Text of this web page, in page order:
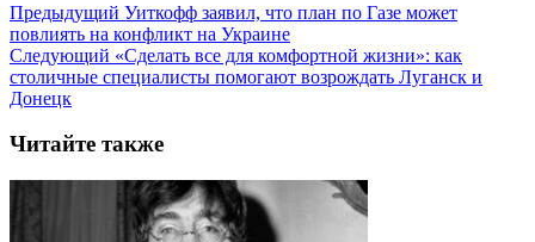
Предыдущий Уиткофф заявил, что план по Газе может
повлиять на конфликт на Украине
Следующий «Сделать все для комфортной жизни»: как
столичные специалисты помогают возрождать Луганск и
Донецк
Читайте также